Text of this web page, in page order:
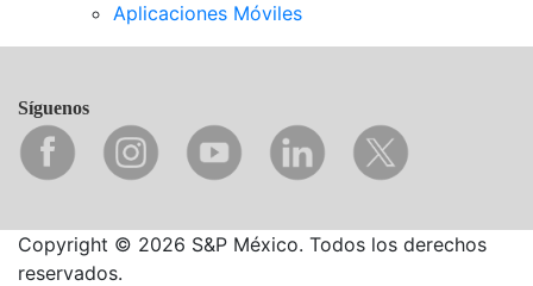
Aplicaciones Móviles
Síguenos
Copyright © 2026 S&P México. Todos los derechos
reservados.